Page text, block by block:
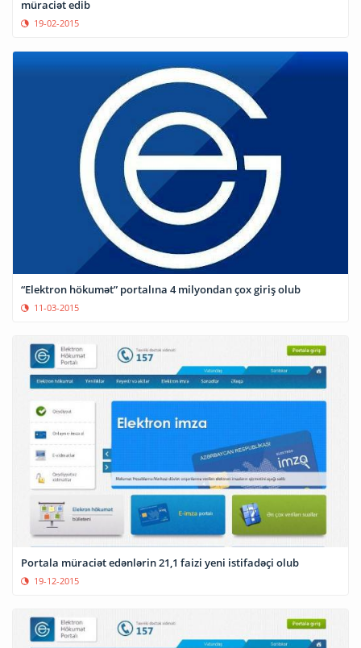
müraciət edib
19-02-2015
“Elektron hökumət” portalına 4 milyondan çox giriş olub
11-03-2015
Portala müraciət edənlərin 21,1 faizi yeni istifadəçi olub
19-12-2015